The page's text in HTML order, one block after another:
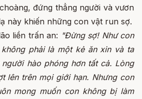
đứng thẳng người và vươn
này khiến những con vật run sợ.
liền trấn an: "Đừng sợ! Như con
phải là một kẻ ăn xin và ta
hào phóng hơn tất cả. Lòng
lên trên mọi giới hạn. Nhưng con
mong muốn con không bị làm